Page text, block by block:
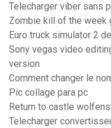
Telecharger viber sans
Zombie kill of the week
Euro truck simulator 2
Sony vegas video
version
Comment changer le
Pic collage para pc
Return to castle
Telecharger